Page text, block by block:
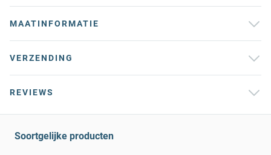
MAATINFORMATIE
VERZENDING
REVIEWS
Soortgelijke producten